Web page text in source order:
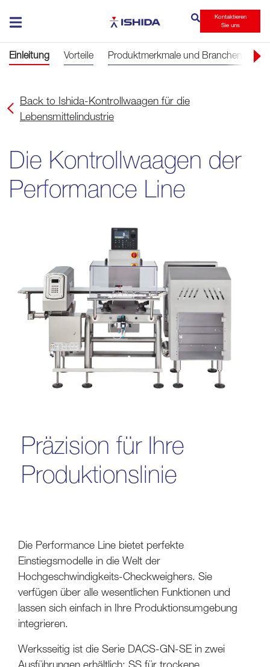
Kontaktieren
Sie uns
Die Kontrollwaagen der
Performance Line
Back to Ishida-Kontrollwaagen für die
Lebensmittelindustrie
Einleitung Vorteile Produktmerkmale und Branchen
Präzision für Ihre
Produktionslinie
Die Performance Line bietet perfekte
Einstiegsmodelle in die Welt der
Hochgeschwindigkeits-Checkweighers. Sie
verfügen über alle wesentlichen Funktionen und
lassen sich einfach in Ihre Produktionsumgebung
integrieren.
Werksseitig ist die Serie DACS-GN-SE in zwei
Ausführungen erhältlich: SS für trockene